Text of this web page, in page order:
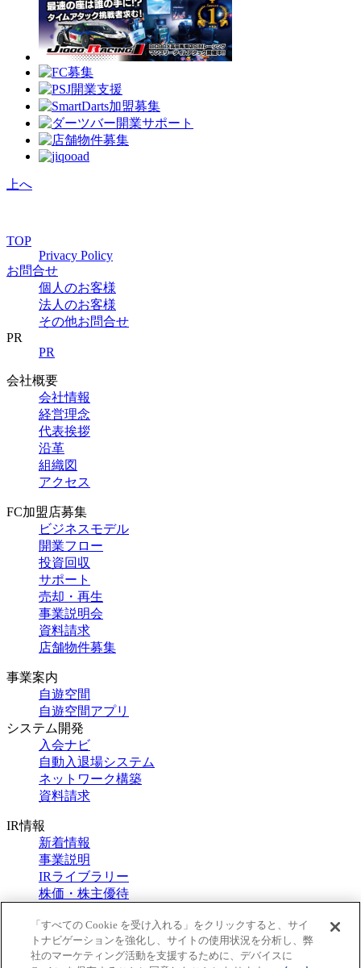
上へ
TOP
Privacy Policy
お問合せ
個人のお客様
法人のお客様
その他お問合せ
PR
PR
会社概要
会社情報
経営理念
代表挨拶
沿革
組織図
アクセス
FC加盟店募集
ビジネスモデル
開業フロー
投資回収
サポート
売却・再生
事業説明会
資料請求
店舗物件募集
事業案内
自遊空間
自遊空間アプリ
システム開発
入会ナビ
自動入退場システム
ネットワーク構築
資料請求
IR情報
新着情報
事業説明
IRライブラリー
株価・株主優待
IRカレンダー
IRお問合せ
IRポリシー・免責事項
「すべての Cookie を受け入れる」をクリックすると、サイ
トナビゲーションを強化し、サイトの使用状況を分析し、弊
社のマーケティング活動を支援するために、デバイスに